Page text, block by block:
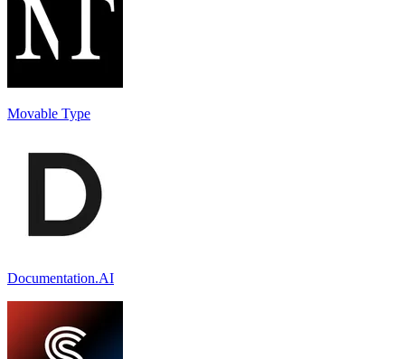
Movable Type
Documentation.AI